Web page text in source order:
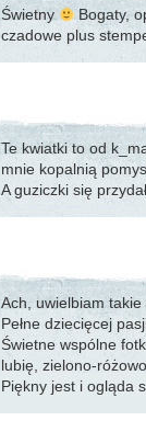
Świetny
Bogaty,
czadowe plus
Te kwiatki to od
mnie kopalnią
A guziczki się
Ach, uwielbiam
Pełne dziecięcej
Świetne wspólne
lubię, zielono-różowo
Piękny jest i ogląda